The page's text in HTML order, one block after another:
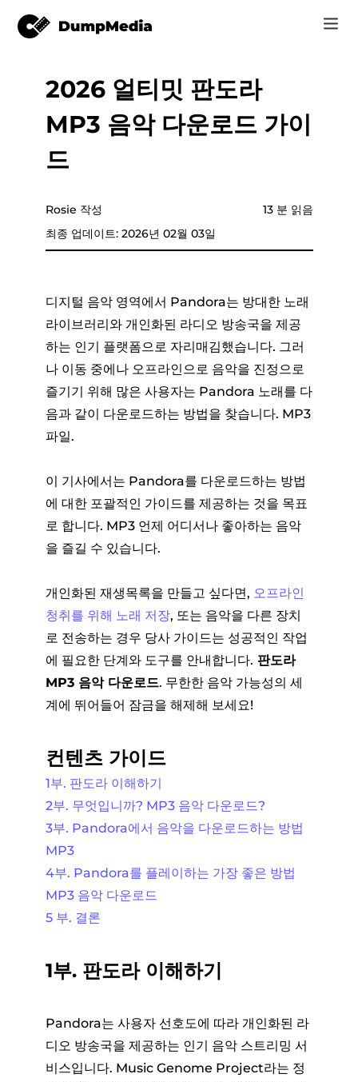
Video
온라인 도구
Spotify mp3로
애플 뮤직에 MP3
스노에 MP3
어떻게
로그인
2026 얼티밋 판도라
MP3 음악 다운로드 가이
드
Rosie 작성
최종 업데이트: 2026년 02월 03일
13 분 읽음
디지털 음악 영역에서 Pandora는 방대한 노래
라이브러리와 개인화된 라디오 방송국을 제공
하는 인기 플랫폼으로 자리매김했습니다. 그러
나 이동 중에나 오프라인으로 음악을 진정으로
즐기기 위해 많은 사용자는 Pandora 노래를 다
음과 같이 다운로드하는 방법을 찾습니다. MP3
파일.
이 기사에서는 Pandora를 다운로드하는 방법
에 대한 포괄적인 가이드를 제공하는 것을 목표
로 합니다. MP3 언제 어디서나 좋아하는 음악
을 즐길 수 있습니다.
개인화된 재생목록을 만들고 싶다면, 오프라인
청취를 위해 노래 저장, 또는 음악을 다른 장치
로 전송하는 경우 당사 가이드는 성공적인 작업
에 필요한 단계와 도구를 안내합니다. 판도라
MP3 음악 다운로드. 무한한 음악 가능성의 세
계에 뛰어들어 잠금을 해제해 보세요!
컨텐츠 가이드
1부. 판도라 이해하기
2부. 무엇입니까? MP3 음악 다운로드?
3부. Pandora에서 음악을 다운로드하는 방법
MP3
4부. Pandora를 플레이하는 가장 좋은 방법
MP3 음악 다운로드
5 부. 결론
1부. 판도라 이해하기
Pandora는 사용자 선호도에 따라 개인화된 라
디오 방송국을 제공하는 인기 음악 스트리밍 서
비스입니다. Music Genome Project라는 정